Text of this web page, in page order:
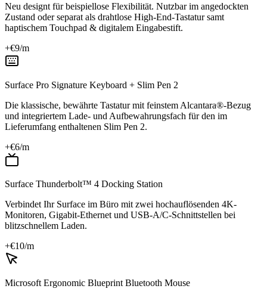
Neu designt für beispiellose Flexibilität. Nutzbar im angedockten
Zustand oder separat als drahtlose High-End-Tastatur samt
haptischem Touchpad & digitalem Eingabestift.
+€9/m
Surface Pro Signature Keyboard + Slim Pen 2
Die klassische, bewährte Tastatur mit feinstem Alcantara®-Bezug
und integriertem Lade- und Aufbewahrungsfach für den im
Lieferumfang enthaltenen Slim Pen 2.
+€6/m
Surface Thunderbolt™ 4 Docking Station
Verbindet Ihr Surface im Büro mit zwei hochauflösenden 4K-
Monitoren, Gigabit-Ethernet und USB-A/C-Schnittstellen bei
blitzschnellem Laden.
+€10/m
Microsoft Ergonomic Blueprint Bluetooth Mouse